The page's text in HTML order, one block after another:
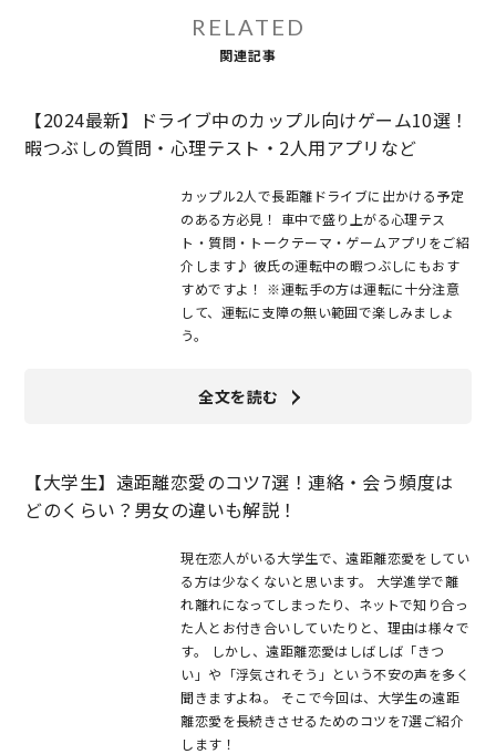
RELATED
関連記事
【2024最新】ドライブ中のカップル向けゲーム10選！
暇つぶしの質問・心理テスト・2人用アプリなど
カップル2人で長距離ドライブに出かける予定
のある方必見！ 車中で盛り上がる心理テス
ト・質問・トークテーマ・ゲームアプリをご紹
介します♪ 彼氏の運転中の暇つぶしにもおす
すめですよ！ ※運転手の方は運転に十分注意
して、運転に支障の無い範囲で楽しみましょ
う。
全文を読む
【大学生】遠距離恋愛のコツ7選！連絡・会う頻度は
どのくらい？男女の違いも解説！
現在恋人がいる大学生で、遠距離恋愛をしてい
る方は少なくないと思います。 大学進学で離
れ離れになってしまったり、ネットで知り合っ
た人とお付き合いしていたりと、理由は様々で
す。 しかし、遠距離恋愛はしばしば「きつ
い」や「浮気されそう」という不安の声を多く
聞きますよね。 そこで今回は、大学生の遠距
離恋愛を長続きさせるためのコツを7選ご紹介
します！